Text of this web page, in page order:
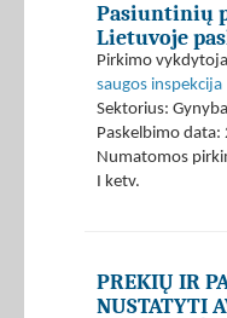
Pasiuntinių
Lietuvoje
Pirkimo
saugos inspekcija
Sektorius: Gynyba
Paskelbimo
Numatomos
I ketv.
PREKIŲ IR
NUSTATYTI